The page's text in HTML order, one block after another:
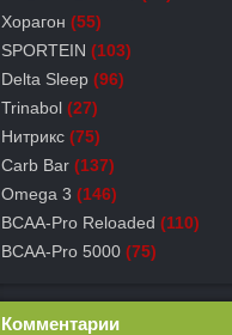
Хорагон (55)
SPORTEIN (103)
Delta Sleep (96)
Trinabol (27)
Нитрикс (75)
Carb Bar (137)
Omega 3 (146)
BCAA-Pro Reloaded (110)
BCAA-Pro 5000 (75)
Комментарии